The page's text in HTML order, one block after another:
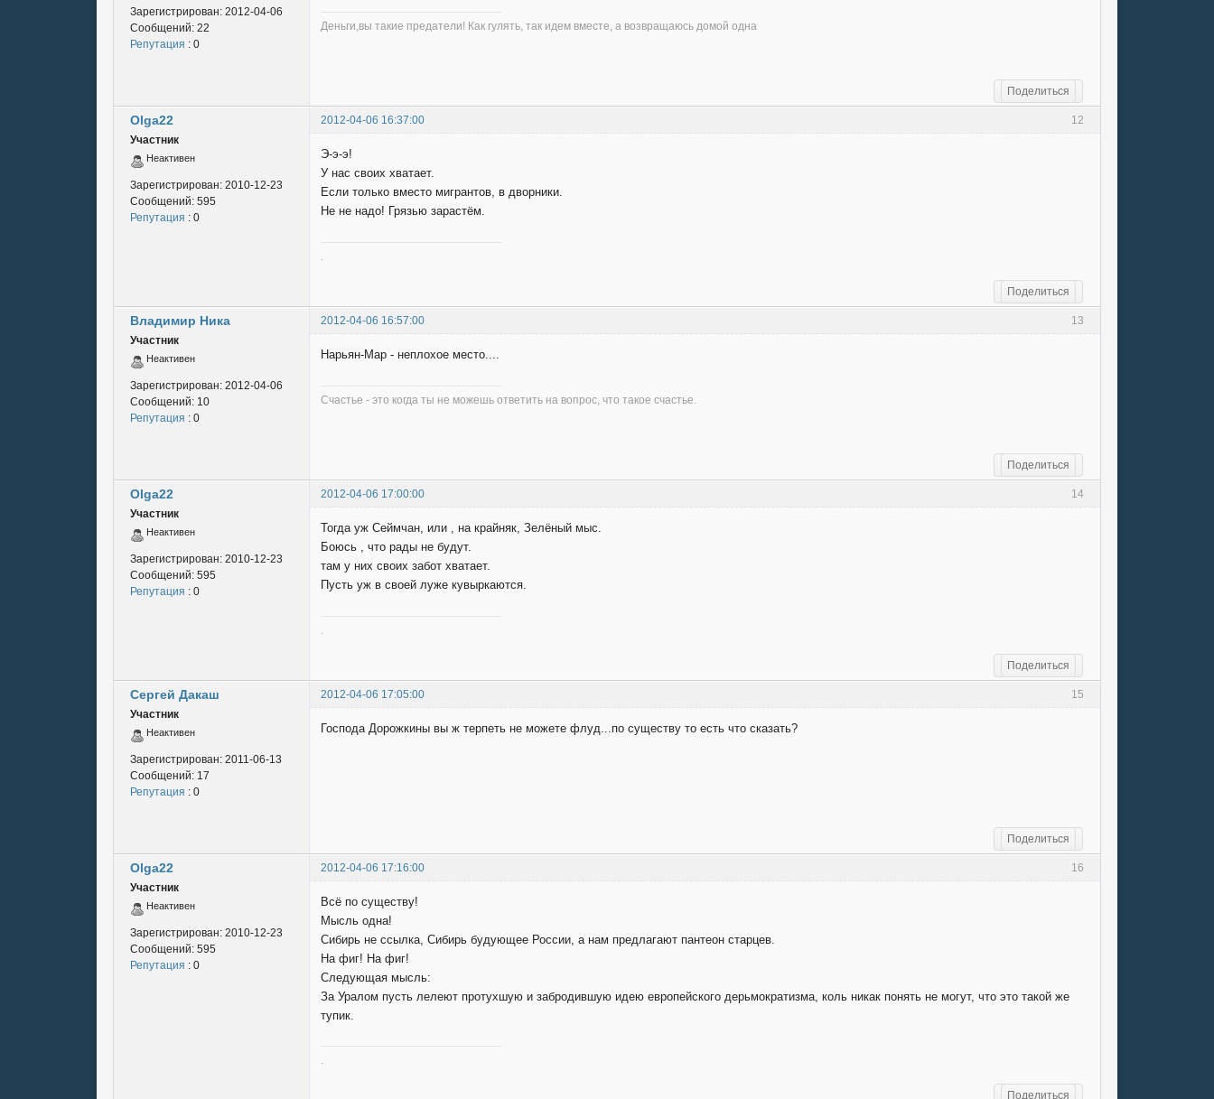
Зарегистрирован: 2012-04-06
Сообщений: 22
Репутация : 0
Деньги,вы такие предатели! Как гулять, так идем вместе, а возвращаюсь домой одна
Поделиться
12
Olga22
2012-04-06 16:37:00
Участник
Неактивен
Зарегистрирован: 2010-12-23
Сообщений: 595
Репутация : 0
Э-э-э!
У нас своих хватает.
Если только вместо мигрантов, в дворники.
Не не надо! Грязью зарастём.
Поделиться
13
Владимир Ника
2012-04-06 16:57:00
Участник
Неактивен
Зарегистрирован: 2012-04-06
Сообщений: 10
Репутация : 0
Нарьян-Мар - неплохое место....
Счастье - это когда ты не можешь ответить на вопрос, что такое счастье.
Поделиться
14
Olga22
2012-04-06 17:00:00
Участник
Неактивен
Зарегистрирован: 2010-12-23
Сообщений: 595
Репутация : 0
Тогда уж Сеймчан, или , на крайняк, Зелёный мыс.
Боюсь , что рады не будут.
там у них своих забот хватает.
Пусть уж в своей луже кувыркаются.
Поделиться
15
Сергей Дакаш
2012-04-06 17:05:00
Участник
Неактивен
Зарегистрирован: 2011-06-13
Сообщений: 17
Репутация : 0
Господа Дорожкины вы ж терпеть не можете флуд...по существу то есть что сказать?
Поделиться
16
Olga22
2012-04-06 17:16:00
Участник
Неактивен
Зарегистрирован: 2010-12-23
Сообщений: 595
Репутация : 0
Всё по существу!
Мысль одна!
Сибирь не ссылка, Сибирь будующее России, а нам предлагают пантеон старцев.
На фиг! На фиг!
Следующая мысль:
За Уралом пусть лелеют протухшую и забродившую идею европейского дерьмократизма, коль никак понять не могут, что это такой же
тупик.
.
Поделиться